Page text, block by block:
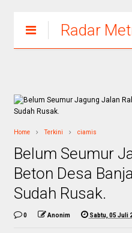
Radar
Home Terkini ciamis
Belum Seumur
Beton Desa
Sudah Rusak.
0 Anonim Sabtu, 05 Juli